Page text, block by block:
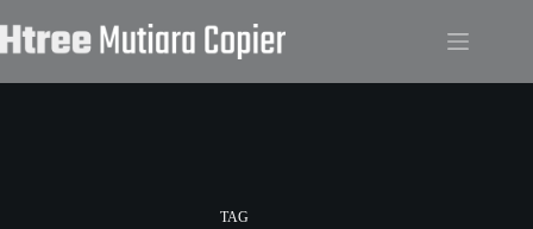
to
content
TAG